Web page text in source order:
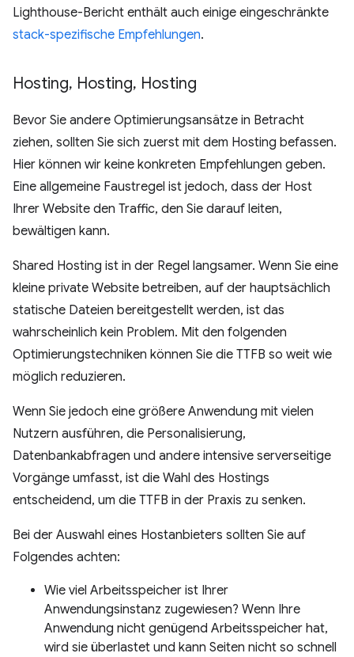
Lighthouse-Bericht enthält auch einige eingeschränkte
stack-spezifische Empfehlungen.
Hosting, Hosting, Hosting
Bevor Sie andere Optimierungsansätze in Betracht
ziehen, sollten Sie sich zuerst mit dem Hosting befassen.
Hier können wir keine konkreten Empfehlungen geben.
Eine allgemeine Faustregel ist jedoch, dass der Host
Ihrer Website den Traffic, den Sie darauf leiten,
bewältigen kann.
Shared Hosting ist in der Regel langsamer. Wenn Sie eine
kleine private Website betreiben, auf der hauptsächlich
statische Dateien bereitgestellt werden, ist das
wahrscheinlich kein Problem. Mit den folgenden
Optimierungstechniken können Sie die TTFB so weit wie
möglich reduzieren.
Wenn Sie jedoch eine größere Anwendung mit vielen
Nutzern ausführen, die Personalisierung,
Datenbankabfragen und andere intensive serverseitige
Vorgänge umfasst, ist die Wahl des Hostings
entscheidend, um die TTFB in der Praxis zu senken.
Bei der Auswahl eines Hostanbieters sollten Sie auf
Folgendes achten:
Wie viel Arbeitsspeicher ist Ihrer
Anwendungsinstanz zugewiesen? Wenn Ihre
Anwendung nicht genügend Arbeitsspeicher hat,
wird sie überlastet und kann Seiten nicht so schnell